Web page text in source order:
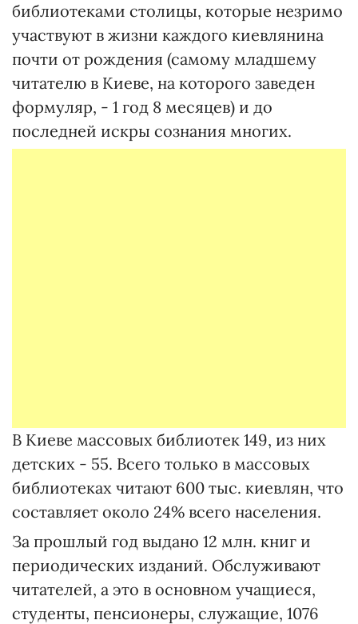
библиотеками столицы, которые незримо
участвуют в жизни каждого киевлянина
почти от рождения (самому младшему
читателю в Киеве, на которого заведен
формуляр, - 1 год 8 месяцев) и до
последней искры сознания многих.
В Киеве массовых библиотек 149, из них
детских - 55. Всего только в массовых
библиотеках читают 600 тыс. киевлян, что
составляет около 24% всего населения.
За прошлый год выдано 12 млн. книг и
периодических изданий. Обслуживают
читателей, а это в основном учащиеся,
студенты, пенсионеры, служащие, 1076